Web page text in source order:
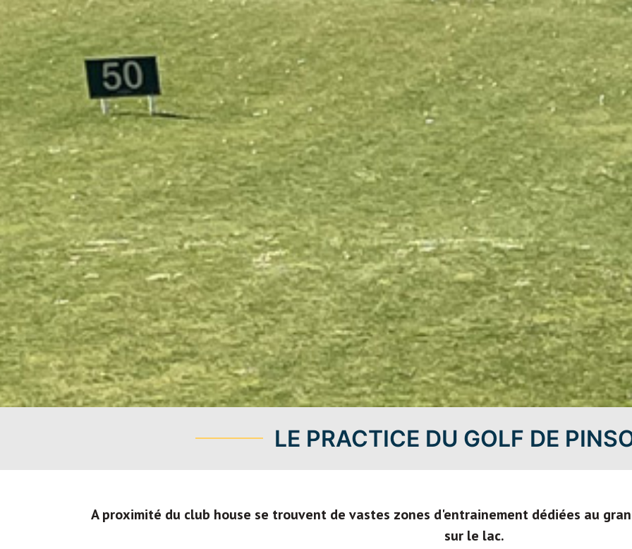
LE PRACTICE DU GOLF DE
A proximité du club house se trouvent de vastes zones d'entrainement dédiées au
sur le lac.